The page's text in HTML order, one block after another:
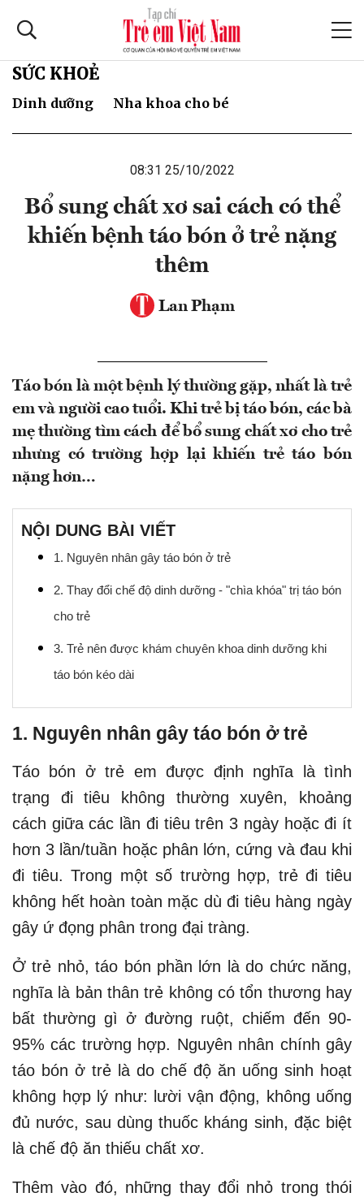
SỨC KHOẺ
Dinh dưỡng Nha khoa cho bé
08:31 25/10/2022
Bổ sung chất xơ sai cách có thể
khiến bệnh táo bón ở trẻ nặng
thêm
Lan Phạm
Táo bón là một bệnh lý thường gặp, nhất là trẻ
em và người cao tuổi. Khi trẻ bị táo bón, các bà
mẹ thường tìm cách để bổ sung chất xơ cho trẻ
nhưng có trường hợp lại khiến trẻ táo bón
nặng hơn…
NỘI DUNG BÀI VIẾT
1. Nguyên nhân gây táo bón ở trẻ
2. Thay đổi chế độ dinh dưỡng - "chìa khóa" trị táo bón
cho trẻ
3. Trẻ nên được khám chuyên khoa dinh dưỡng khi
táo bón kéo dài
1. Nguyên nhân gây táo bón ở trẻ
Táo bón ở trẻ em được định nghĩa là tình
trạng đi tiêu không thường xuyên, khoảng
cách giữa các lần đi tiêu trên 3 ngày hoặc đi ít
hơn 3 lần/tuần hoặc phân lớn, cứng và đau khi
đi tiêu. Trong một số trường hợp, trẻ đi tiêu
không hết hoàn toàn mặc dù đi tiêu hàng ngày
gây ứ đọng phân trong đại tràng.
Ở trẻ nhỏ, táo bón phần lớn là do chức năng,
nghĩa là bản thân trẻ không có tổn thương hay
bất thường gì ở đường ruột, chiếm đến 90-
95% các trường hợp. Nguyên nhân chính gây
táo bón ở trẻ là do chế độ ăn uống sinh hoạt
không hợp lý như: lười vận động, không uống
đủ nước, sau dùng thuốc kháng sinh, đặc biệt
là chế độ ăn thiếu chất xơ.
Thêm vào đó, những thay đổi nhỏ trong thói